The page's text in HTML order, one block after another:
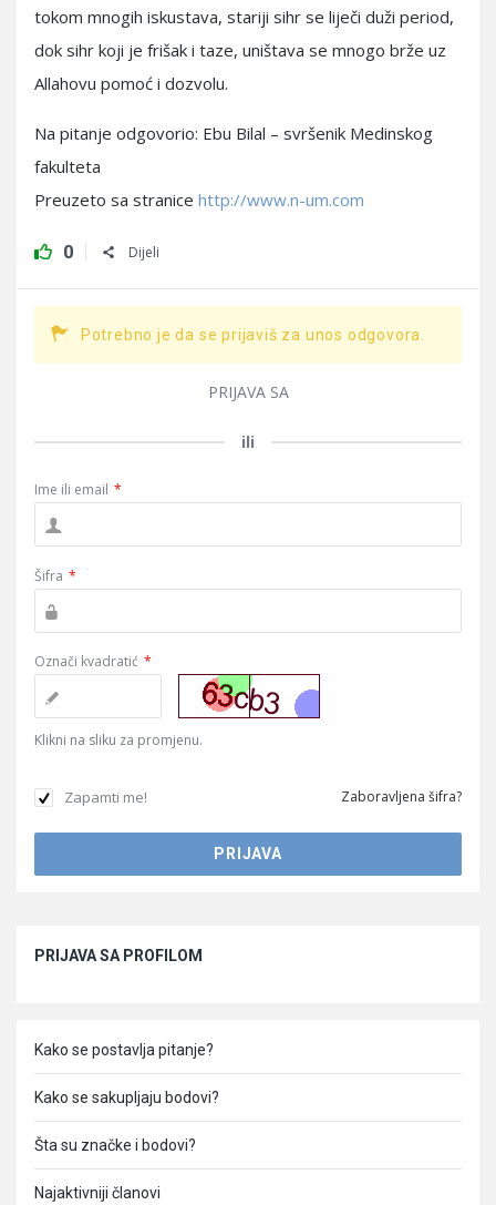
tokom mnogih iskustava, stariji sihr se liječi duži period,
dok sihr koji je frišak i taze, uništava se mnogo brže uz
Allahovu pomoć i dozvolu.
Na pitanje odgovorio: Ebu Bilal – svršenik Medinskog
fakulteta
Preuzeto sa stranice http://www.n-um.com
0 Dijeli
Potrebno je da se prijaviš za unos odgovora.
PRIJAVA SA
ili
Ime ili email *
Šifra *
Označi kvadratić *
Klikni na sliku za promjenu.
Zapamti me! Zaboravljena šifra?
PRIJAVA SA PROFILOM
Kako se postavlja pitanje?
Kako se sakupljaju bodovi?
Šta su značke i bodovi?
Najaktivniji članovi